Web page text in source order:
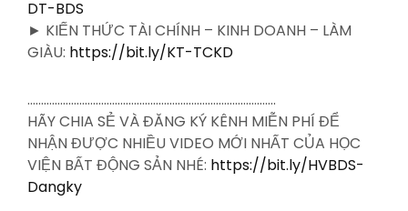
DT-BDS
► KIẾN THỨC TÀI CHÍNH – KINH DOANH – LÀM
GIÀU: https://bit.ly/KT-TCKD
……………………………………………………………………………….
HÃY CHIA SẺ VÀ ĐĂNG KÝ KÊNH MIỄN PHÍ ĐỂ
NHẬN ĐƯỢC NHIỀU VIDEO MỚI NHẤT CỦA HỌC
VIỆN BẤT ĐỘNG SẢN NHÉ: https://bit.ly/HVBDS-
Dangky